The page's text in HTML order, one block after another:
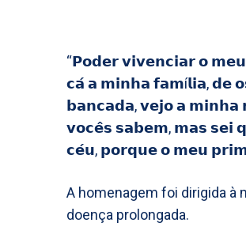
“𝗣𝗼𝗱𝗲𝗿 𝘃𝗶𝘃𝗲𝗻𝗰𝗶𝗮𝗿 𝗼
𝗰𝗮́ 𝗮 𝗺𝗶𝗻𝗵𝗮 𝗳𝗮𝗺í𝗹𝗶𝗮, 𝗱𝗲
𝗯𝗮𝗻𝗰𝗮𝗱𝗮, 𝘃𝗲𝗷𝗼 𝗮
𝘃𝗼𝗰𝗲̂𝘀 𝘀𝗮𝗯𝗲𝗺, 𝗺𝗮𝘀 𝘀𝗲𝗶
𝗰𝗲́𝘂, 𝗽𝗼𝗿𝗾𝘂𝗲 𝗼 𝗺𝗲𝘂
A homenagem foi dirigida à
doença prolongada.